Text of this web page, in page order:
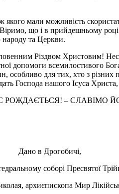
мали можливість
що і в прийдешньому році
народу та Церкви.
Різдвом Христовим!
допомоги всемилостивого
для тих, хто з різних
Господа нашого Ісуса
РОЖДАЄТЬСЯ! – СЛАВІМО
Дано в Дрогобичі,
соборі Пресвятої
архиєпископа Мир